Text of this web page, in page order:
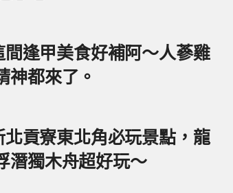
間逢甲美食好補阿～人蔘雞
神都來了。
北貢寮東北角必玩景點，龍
潛獨木舟超好玩～